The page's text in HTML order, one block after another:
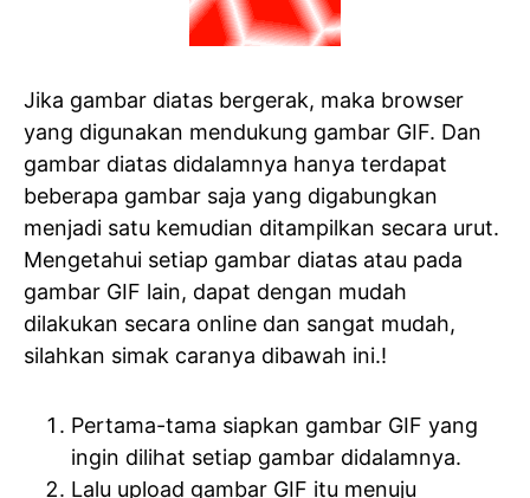
Jika gambar diatas bergerak, maka browser
yang digunakan mendukung gambar GIF. Dan
gambar diatas didalamnya hanya terdapat
beberapa gambar saja yang digabungkan
menjadi satu kemudian ditampilkan secara urut.
Mengetahui setiap gambar diatas atau pada
gambar GIF lain, dapat dengan mudah
dilakukan secara online dan sangat mudah,
silahkan simak caranya dibawah ini.!
Pertama-tama siapkan gambar GIF yang
ingin dilihat setiap gambar didalamnya.
Lalu upload gambar GIF itu menuju